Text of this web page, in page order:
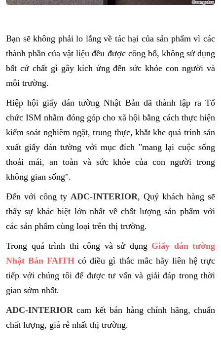
Bạn sẽ không phải lo lắng về tác hại của sản phẩm vì các
thành phần của vật liệu đều được công bố, không sử dụng
bất cứ chất gì gây kích ứng đến sức khỏe con người và
môi trường.
Hiệp hội giấy dán tường Nhật Bản đã thành lập ra Tổ
chức ISM nhằm đóng góp cho xã hội bằng cách thực hiện
kiểm soát nghiêm ngặt, trung thực, khắt khe quá trình sản
xuất giấy dán tường với mục đích "mang lại cuộc sống
thoải mái, an toàn và sức khỏe của con người trong
không gian sống".
Đến với công ty ADC-INTERIOR, Quý khách hàng sẽ
thấy sự khác biệt lớn nhất về chất lượng sản phẩm với
các sản phẩm cùng loại trên thị trường.
Trong quá trình thi công và sử dụng Giấy dán tường
Nhật Bản FAITH có điều gì thắc mắc hãy liên hệ trực
tiếp với chúng tôi để được tư vấn và giải đáp trong thời
gian sớm nhất.
ADC-INTERIOR cam kết bán hàng chính hãng, chuẩn
chất lượng, giá rẻ nhất thị trường.